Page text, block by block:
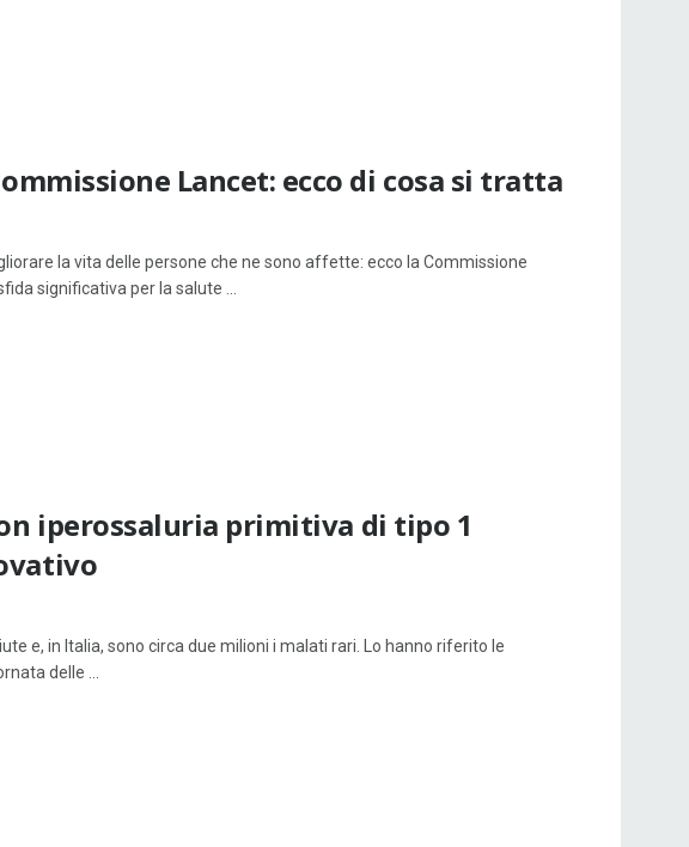
Lancet: ecco di cosa si tratta
la vita delle persone che ne sono affette: ecco la Commissione
significativa per la salute ...
iperossaluria primitiva di tipo 1
e, in Italia, sono circa due milioni i malati rari. Lo hanno riferito le
delle ...